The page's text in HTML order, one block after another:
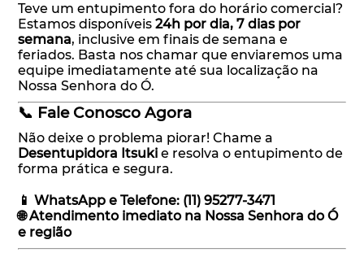
Teve um entupimento fora do horário comercial?
Estamos disponíveis24h por dia, 7 dias por
semana, inclusive em finais de semana e
feriados. Basta nos chamar que enviaremos uma
equipe imediatamente até sua localização na
Nossa Senhora do Ó.
📞 Fale Conosco Agora
Não deixe o problema piorar! Chame a
Desentupidora Itsuki e resolva o entupimento de
forma prática e segura.
📱 WhatsApp e Telefone: (11) 95277-3471
🌐 Atendimento imediato na Nossa Senhora do Ó
e região